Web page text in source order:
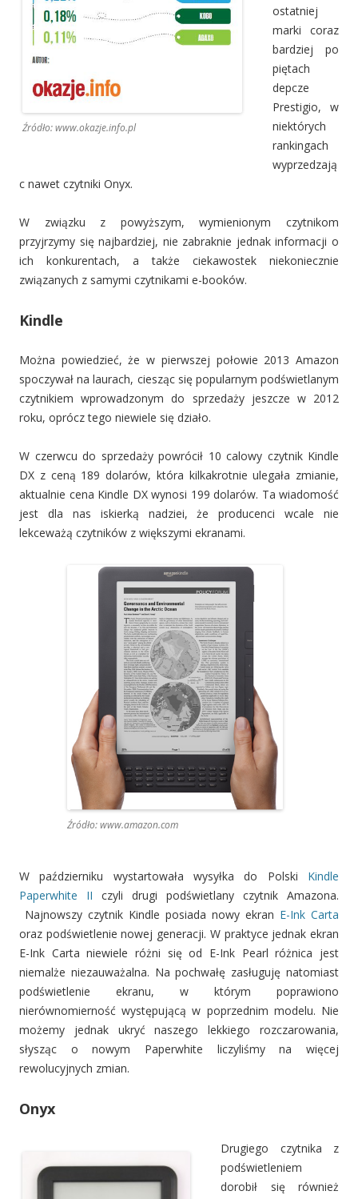
Źródło: www.okazje.info.pl
ostatniej
marki coraz
bardziej po
piętach
depcze
Prestigio, w
niektórych
rankingach
wyprzedzają
c nawet czytniki Onyx.
W związku z powyższym, wymienionym czytnikom
przyjrzymy się najbardziej, nie zabraknie jednak informacji o
ich konkurentach, a także ciekawostek niekoniecznie
związanych z samymi czytnikami e-booków.
Kindle
Można powiedzieć, że w pierwszej połowie 2013 Amazon
spoczywał na laurach, ciesząc się popularnym podświetlanym
czytnikiem wprowadzonym do sprzedaży jeszcze w 2012
roku, oprócz tego niewiele się działo.
W czerwcu do sprzedaży powrócił 10 calowy czytnik Kindle
DX z ceną 189 dolarów, która kilkakrotnie ulegała zmianie,
aktualnie cena Kindle DX wynosi 199 dolarów. Ta wiadomość
jest dla nas iskierką nadziei, że producenci wcale nie
lekceważą czytników z większymi ekranami.
Źródło: www.amazon.com
W październiku wystartowała wysyłka do Polski Kindle
Paperwhite II czyli drugi podświetlany czytnik Amazona.
Najnowszy czytnik Kindle posiada nowy ekran E-Ink Carta
oraz podświetlenie nowej generacji. W praktyce jednak ekran
E-Ink Carta niewiele różni się od E-Ink Pearl różnica jest
niemalże niezauważalna. Na pochwałę zasługuję natomiast
podświetlenie ekranu, w którym poprawiono
nierównomierność występującą w poprzednim modelu. Nie
możemy jednak ukryć naszego lekkiego rozczarowania,
słysząc o nowym Paperwhite liczyliśmy na więcej
rewolucyjnych zmian.
Onyx
Drugiego czytnika z
podświetleniem
dorobił się również